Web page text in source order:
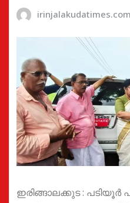
irinjalakudatimes.com
ഇരിങ്ങാലക്കുട : പടിയൂർ